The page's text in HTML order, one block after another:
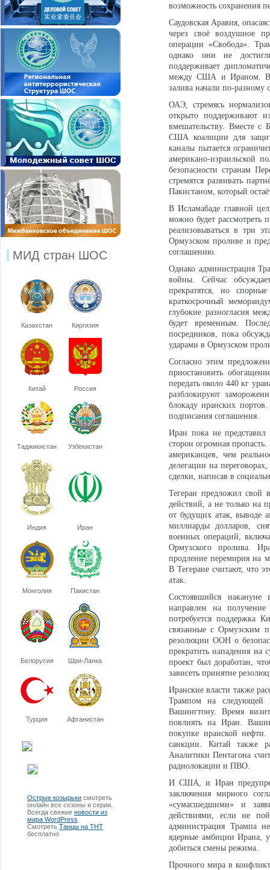
МИД стран ШОС
Казахстан Киргизия
Китай Россия
Таджикистан Узбекистан
Индия Иран
Монголия Пакистан
Белорусия Шри-Ланка
Турция Афганистан
Острые козырьки смотреть
онлайн все сезоны и серии.
Всегда свежие новости из
мира WordPress
Смотреть Танцы на ТНТ
бесплатно
возможность сохранения
Саудовская Аравия,
через своё воздушное
операции «Свобода».
однако они не
поддерживает
между США и Ираном. В
залива начали по-разному
ОАЭ, стремясь
открыто поддерживают
вмешательству. Вместе с
США коалиции для
каналы пытается
американо-израильской
безопасности странам
стремятся развивать
Пакистаном, который
В Исламабаде главной
можно будет рассмотреть
реализовываться в три
Ормузском проливе и
соглашению.
Однако администрация
войны. Сейчас
прекратятся, но
краткосрочный
глубокие разногласия
будет временным.
посредников, пока
ударами в Ормузском
Согласно этим
приостановить
передать около 440 кг
разблокируют
блокаду иранских
подписания соглашения.
Иран пока не
сторон огромная
американцев, чем
делегации на
сделки, написав в
Тегеран предложил свой
действий, а не только на
от будущих атак, выводе
миллиарды долларов,
военных операций,
Ормузского пролива.
продление перемирия на
В Тегеране считают, что
атак.
Состоявшийся
направлен на
потребуется поддержка
связанные с Ормузским
резолюции ООН о
прекратить нападения на
проект был доработан,
зависеть принятие
Иранские власти также
Трампом на следующей
Вашингтону. Время
повлиять на Иран.
покупке иранской
санкции. Китай также
Аналитики Пентагона
радиолокации и ПВО.
И США, и Иран
заключения мирного
«сумасшедшими» и
действиями, если не
администрация Трампа
ядерные амбиции Ирана,
добиться смены режима.
Прочного мира в